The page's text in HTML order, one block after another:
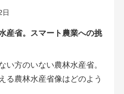
ダイレクトメッセージ
日
産省。スマート農業への挑
い方のいない農林水産省。
る農林水産省像はどのよう